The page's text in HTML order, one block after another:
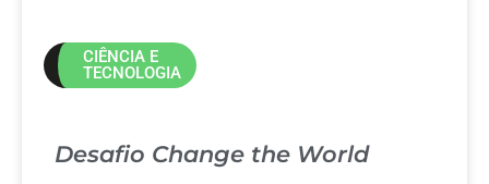
CIÊNCIA E
TECNOLOGIA
Desafio Change the World